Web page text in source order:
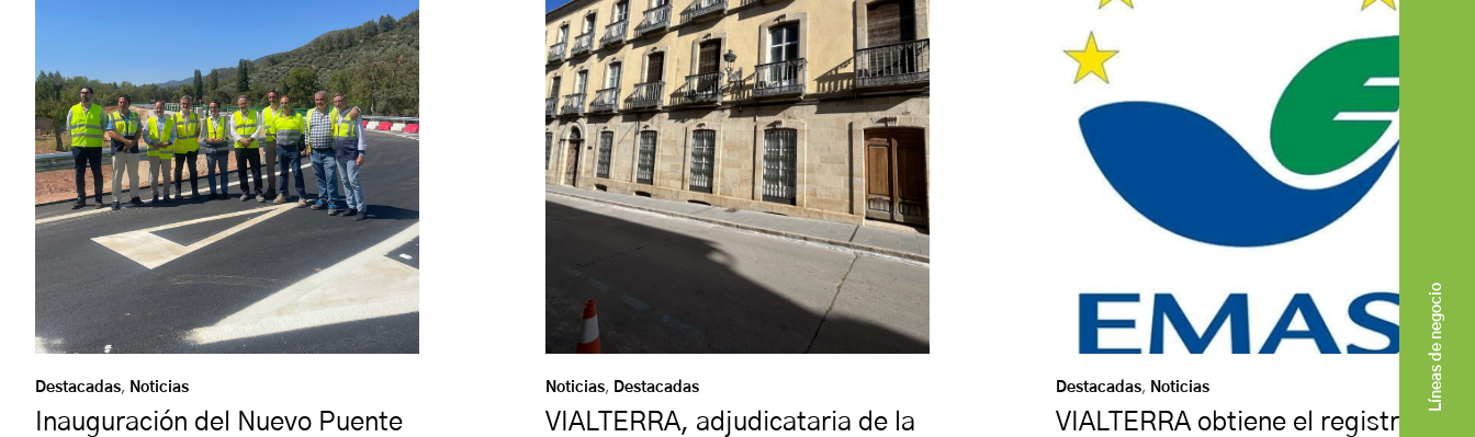
Líneas de negocio
Destacadas, Noticias
Inauguración del Nuevo Puente
Noticias, Destacadas
VIALTERRA, adjudicataria de la
Destacadas, Noticias
VIALTERRA obtiene el registro